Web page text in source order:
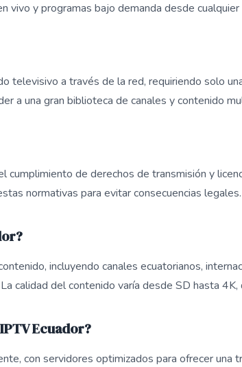
vivo y programas bajo demanda desde cualquier
televisivo a través de la red, requiriendo solo
a una gran biblioteca de canales y contenido
cumplimiento de derechos de transmisión y
normativas para evitar consecuencias legales.
incluyendo canales ecuatorianos,
calidad del contenido varía desde SD hasta 4K,
Ecuador?
con servidores optimizados para ofrecer una